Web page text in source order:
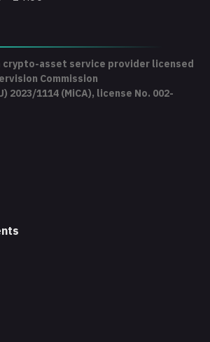
crypto-asset service provider licensed
Commission
2023/1114 (MiCA), license No. 002-